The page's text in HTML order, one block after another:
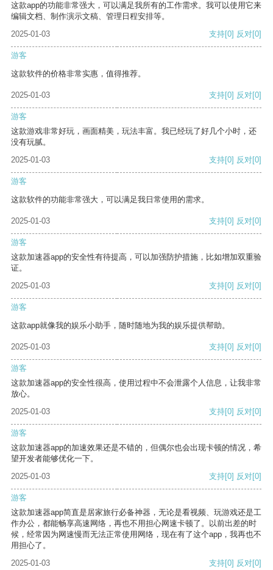
这款app的功能非常强大，可以满足我所有的工作需求。我可以使用它来
编辑文档、制作演示文稿、管理日程安排等。
2025-01-03
支持[0] 反对[0]
游客
这款软件的价格非常实惠，值得推荐。
2025-01-03 支持[0] 反对[0]
游客
这款游戏非常好玩，画面精美，玩法丰富。我已经玩了好几个小时，还
没有玩腻。
2025-01-03
支持[0] 反对[0]
游客
这款软件的功能非常强大，可以满足我日常使用的需求。
2025-01-03 支持[0] 反对[0]
游客
这款加速器app的安全性有待提高，可以加强防护措施，比如增加双重验
证。
2025-01-03
支持[0] 反对[0]
游客
这款app就像我的娱乐小助手，随时随地为我的娱乐提供帮助。
2025-01-03 支持[0] 反对[0]
游客
这款加速器app的安全性很高，使用过程中不会泄露个人信息，让我非常
放心。
2025-01-03
支持[0] 反对[0]
游客
这款加速器app的加速效果还是不错的，但偶尔也会出现卡顿的情况，希
望开发者能够优化一下。
2025-01-03
支持[0] 反对[0]
游客
这款加速器app简直是居家旅行必备神器，无论是看视频、玩游戏还是工
作办公，都能畅享高速网络，再也不用担心网速卡顿了。以前出差的时
候，经常因为网速慢而无法正常使用网络，现在有了这个app，我再也不
用担心了。
2025-01-03
支持[0] 反对[0]